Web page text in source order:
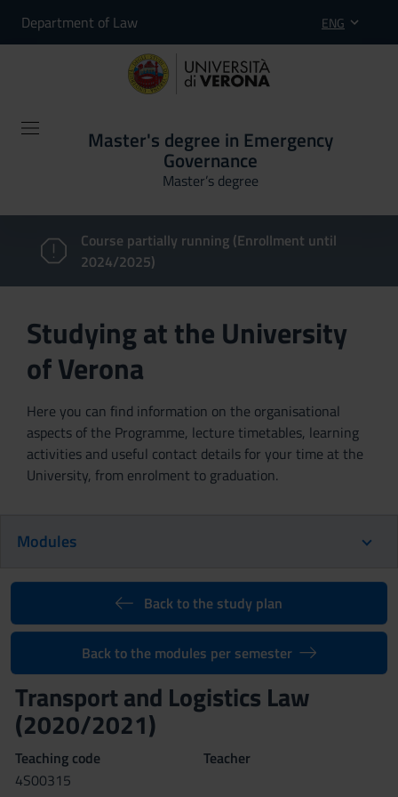
Department of Law ENG
Master's degree in Emergency
Governance
Master’s degree
Course partially running (Enrollment until
2024/2025)
Studying at the University
of Verona
Here you can find information on the organisational
aspects of the Programme, lecture timetables, learning
activities and useful contact details for your time at the
University, from enrolment to graduation.
Modules
Back to the study plan
Back to the modules per semester
Transport and Logistics Law
(2020/2021)
Teaching code
4S00315
Teacher